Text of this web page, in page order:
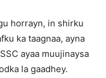
horrayn, in shirku
ka taagnaa, ayna
ayaa muujinaysa
la gaadhey.